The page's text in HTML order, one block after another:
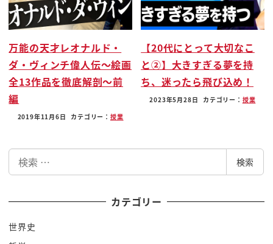
かつてはノルマンコンクエストっていうと
ですね北欧に征服されたという歴史がある
んですよフィリピンはどうでしょう
フィリピンもアメリカの支配を受けて
たっていう時代がありますよねねのでし
殴りでよかったというねコメント時々ある
んけれどもし殴りだからといってっていう
ヨーロッパから遠かったっていうですね
もっとも大今回時代ですねブイブイ言わせ
てたのはヨーロッパなわけですよねその頃
逆に中国って言うんですね責められる側
ですね一番最後に両する日本っての候補に
万能の天才レオナルド・
ダ・ヴィンチ偉人伝〜絵画
全13作品を徹底解剖〜前
編
2019年11月6日 カテゴリー： 授業
【20代にとって大切なこ
と②】大きすぎる夢を持
ち、迷ったら飛び込め！
2023年5月28日 カテゴリー： 授業
索
検索
カテゴリー
世界史